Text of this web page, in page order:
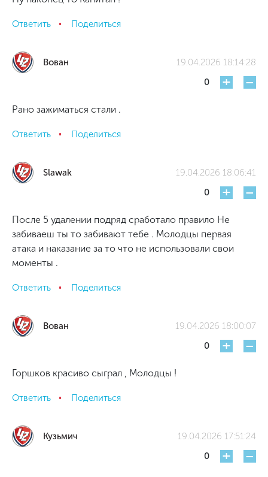
Ответить Поделиться
Вован
19.04.2026 18:14:28
0
+ -
Рано зажиматься стали .
Ответить Поделиться
Slawak
19.04.2026 18:06:41
0
+ -
После 5 удалении подряд сработало правило Не
забиваеш ты то забивают тебе . Молодцы первая
атака и наказание за то что не использовали свои
моменты .
Ответить Поделиться
Вован
19.04.2026 18:00:07
0
+ -
Горшков красиво сыграл , Молодцы !
Ответить Поделиться
Кузьмич
19.04.2026 17:51:24
0
+ -